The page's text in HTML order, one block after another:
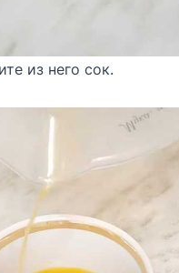
из него сок.